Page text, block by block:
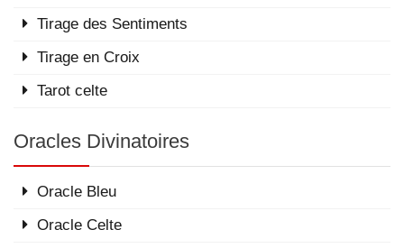
Tirage des Sentiments
Tirage en Croix
Tarot celte
Oracles Divinatoires
Oracle Bleu
Oracle Celte